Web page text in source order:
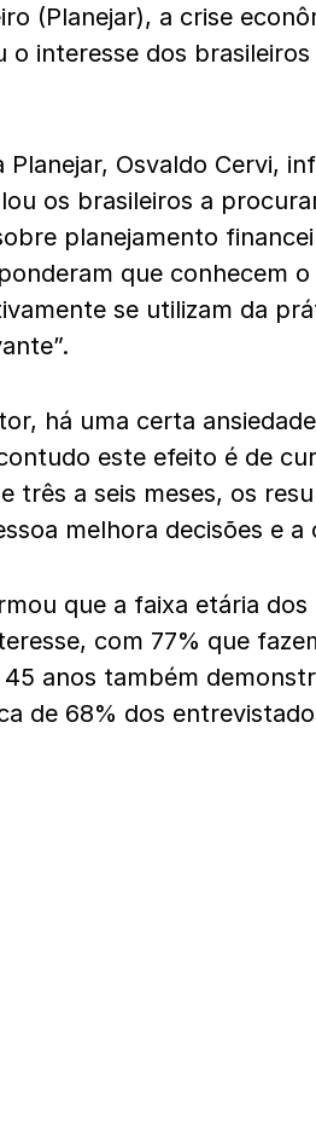
(Planejar), a crise
o interesse dos
Osvaldo Cervi,
os brasileiros a
planejamento
que conhecem
se utilizam da
há uma certa
este efeito é de
três a seis meses, os
melhora decisões e a
que a faixa etária dos
com 77% que
45 anos também
de 68% dos